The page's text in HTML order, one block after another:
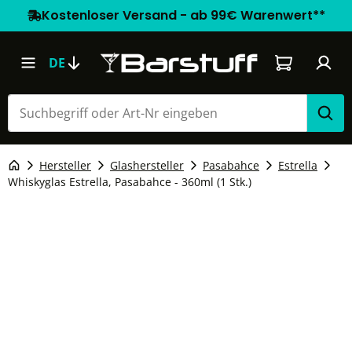
Kostenloser Versand - ab 99€ Warenwert**
DE Warenkorb
Hersteller Glashersteller Pasabahce
Estrella
Whiskyglas Estrella, Pasabahce - 360ml (1 Stk.)